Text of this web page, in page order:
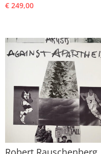
€ 249,00